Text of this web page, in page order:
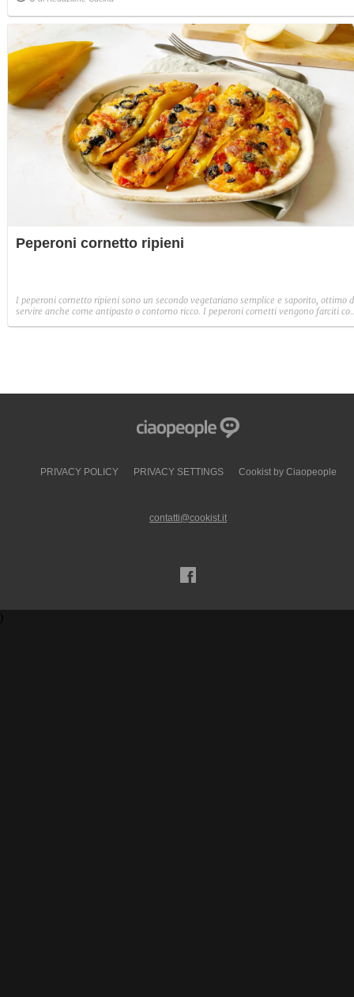
Peperoni cornetto ripieni
I peperoni cornetto ripieni sono un secondo vegetariano semplice e saporito, ottimo
servire anche come antipasto o contorno ricco. I peperoni cornetti vengono farciti
PRIVACY POLICY PRIVACY SETTINGS Cookist by Ciaopeople
contatti@cookist.it